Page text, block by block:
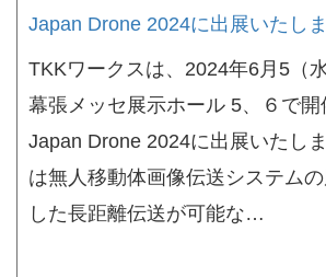
Japan Drone 2024に出展いたし
TKKワークスは、2024年6月5（
幕張メッセ展示ホール 5、６で開
Japan Drone 2024に出展いたし
は無人移動体画像伝送システム
した長距離伝送が可能な…